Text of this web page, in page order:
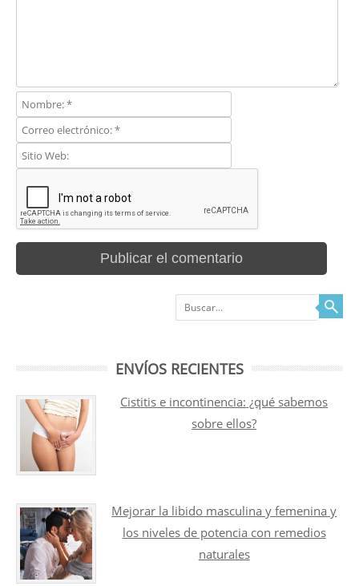
Buscar
ENVÍOS RECIENTES
Cistitis e incontinencia: ¿qué sabemos
sobre ellos?
Mejorar la libido masculina y femenina y
los niveles de potencia con remedios
naturales